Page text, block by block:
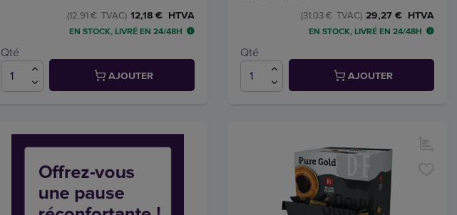
12,18 € HTVA
(12,91 € TVAC)
EN STOCK, LIVRÉ EN 24/48H
Qté
AJOUTER
29,27 € HTVA
(31,03 € TVAC)
EN STOCK, LIVRÉ EN 24/48H
Qté
AJOUTER